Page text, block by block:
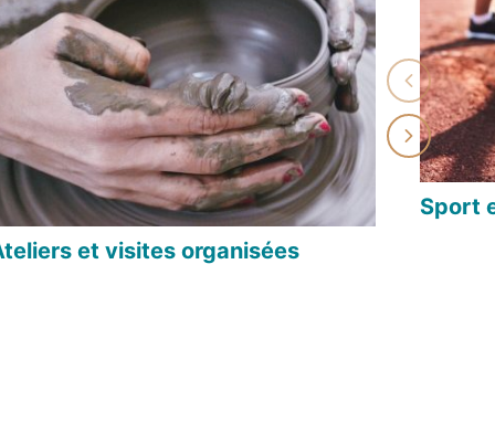
et visites organisées
Sport